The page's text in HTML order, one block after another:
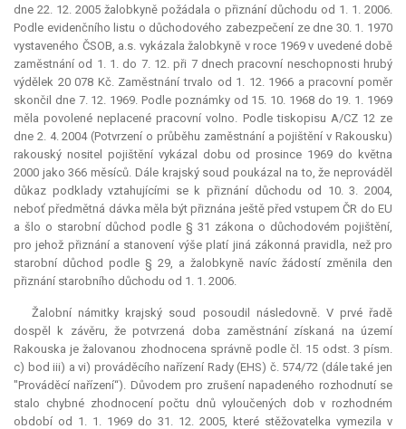
dne 22. 12. 2005 žalobkyně požádala o přiznání důchodu od 1. 1. 2006.
Podle evidenčního listu o důchodového zabezpečení ze dne 30. 1. 1970
vystaveného ČSOB, a.s. vykázala žalobkyně v roce 1969 v uvedené době
zaměstnání od 1. 1. do 7. 12. při 7 dnech pracovní neschopnosti hrubý
výdělek 20 078 Kč. Zaměstnání trvalo od 1. 12. 1966 a pracovní poměr
skončil dne 7. 12. 1969. Podle poznámky od 15. 10. 1968 do 19. 1. 1969
měla povolené neplacené pracovní volno. Podle tiskopisu A/CZ 12 ze
dne 2. 4. 2004 (Potvrzení o průběhu zaměstnání a pojištění v Rakousku)
rakouský nositel pojištění vykázal dobu od prosince 1969 do května
2000 jako 366 měsíců. Dále krajský soud poukázal na to, že neprováděl
důkaz podklady vztahujícími se k přiznání důchodu od 10. 3. 2004,
neboť předmětná dávka měla být přiznána ještě před vstupem ČR do EU
a šlo o starobní důchod podle § 31 zákona o důchodovém pojištění,
pro jehož přiznání a stanovení výše platí jiná zákonná pravidla, než pro
starobní důchod podle § 29, a žalobkyně navíc žádostí změnila den
přiznání starobního důchodu od 1. 1. 2006.
Žalobní námitky krajský soud posoudil následovně. V prvé řadě
dospěl k závěru, že potvrzená doba zaměstnání získaná na území
Rakouska je žalovanou zhodnocena správně podle čl. 15 odst. 3 písm.
c) bod iii) a vi) prováděcího nařízení Rady (EHS) č. 574/72 (dále také jen
"Prováděcí nařízení“). Důvodem pro zrušení napadeného rozhodnutí se
stalo chybné zhodnocení počtu dnů vyloučených dob v rozhodném
období od 1. 1. 1969 do 31. 12. 2005, které stěžovatelka vymezila v